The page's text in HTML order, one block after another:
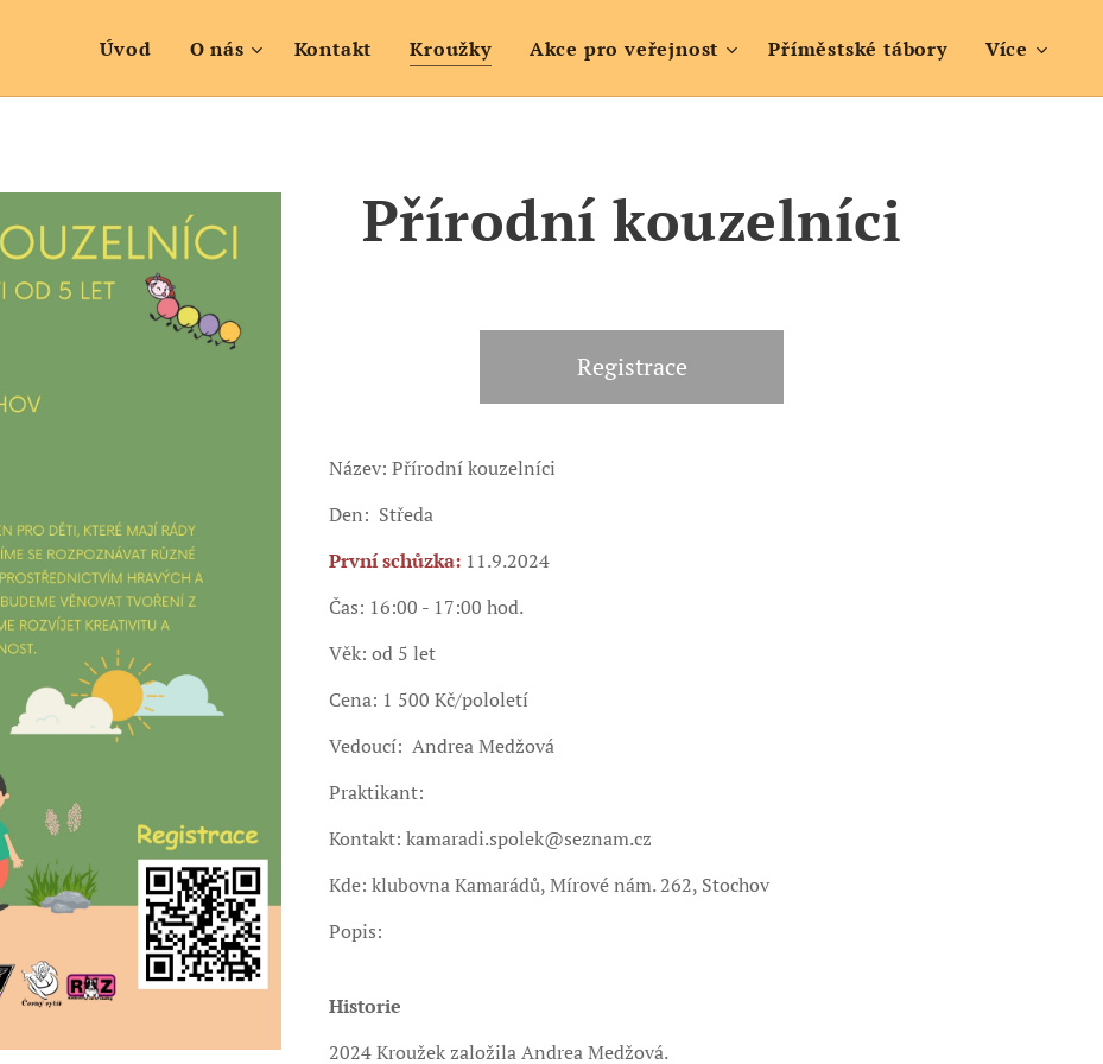
Úvod O nás Kontakt Kroužky Akce pro veřejnost Příměstské tábory Více
Přírodní kouzelníci
Registrace
Název: Přírodní kouzelníci
Den: Středa
První schůzka: 11.9.2024
Čas: 16:00 - 17:00 hod.
Věk: od 5 let
Cena: 1 500 Kč/pololetí
Vedoucí: Andrea Medžová
Praktikant:
Kontakt: kamaradi.spolek@seznam.cz
Kde: klubovna Kamarádů, Mírové nám. 262, Stochov
Popis:
Historie
2024 Kroužek založila Andrea Medžová.